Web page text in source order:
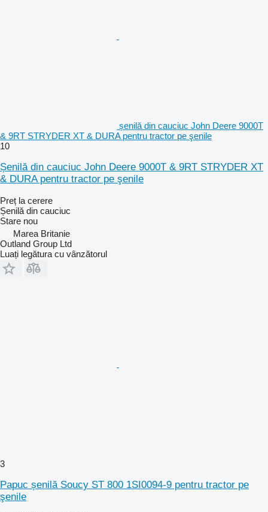
șenilă din cauciuc John Deere 9000T
& 9RT STRYDER XT & DURA pentru tractor pe şenile
10
Șenilă din cauciuc John Deere 9000T & 9RT STRYDER XT
& DURA pentru tractor pe şenile
Preț la cerere
Șenilă din cauciuc
Stare nou
Marea Britanie
Outland Group Ltd
Luați legătura cu vânzătorul
3
Papuc șenilă Soucy ST 800 1SI0094-9 pentru tractor pe
şenile